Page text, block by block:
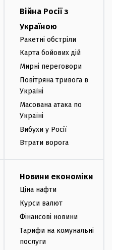
Війна Росії з
Україною
Ракетні обстріли
Карта бойових дій
Мирні переговори
Повітряна тривога в
Україні
Масована атака по
Україні
Вибухи у Росії
Втрати ворога
Новини економіки
Ціна нафти
Курси валют
Фінансові новини
Тарифи на комунальні
послуги